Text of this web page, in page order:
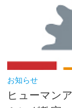
お知らせ
ヒューマン